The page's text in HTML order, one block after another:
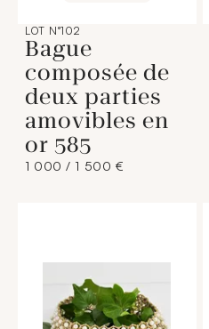
LOT N°102
Bague
composée de
deux parties
amovibles en
or 585
1 000 / 1 500 €